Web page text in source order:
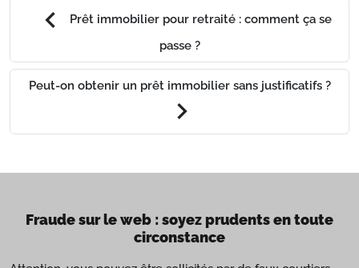
chevron_left
Prêt immobilier pour retraité : comment ça se
passe ?
Peut-on obtenir un prêt immobilier sans justificatifs ?
chevron_right
Fraude sur le web : soyez prudents en toute
circonstance